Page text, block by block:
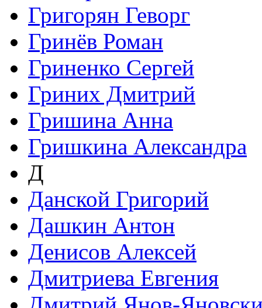
Григорян Геворг
Гринёв Роман
Гриненко Сергей
Гриних Дмитрий
Гришина Анна
Гришкина Александра
Д
Данской Григорий
Дашкин Антон
Денисов Алексей
Дмитриева Евгения